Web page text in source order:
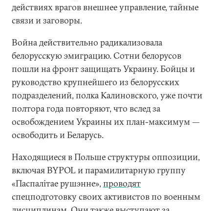
действиях врагов внешнее управление, тайные
связи и заговоры.
Война действительно радикализовала
белорусскую эмиграцию. Сотни белорусов
пошли на фронт защищать Украину. Бойцы и
руководство крупнейшего из белорусских
подразделений, полка Калиновского, уже почти
полтора года повторяют, что вслед за
освобождением Украины их план-максимум —
освободить и Беларусь.
Находящиеся в Польше структуры оппозиции,
включая BYPOL и парамилитарную группу
«Паспалітае рушэнне», проводят
спецподготовку своих активистов по военным